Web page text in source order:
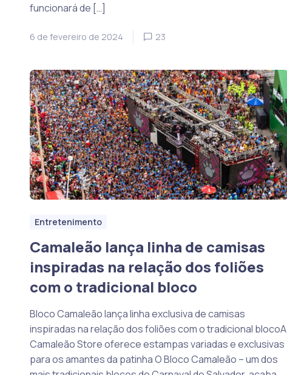
funcionará de […]
6 de fevereiro de 2024 23
Entretenimento
Camaleão lança linha de camisas
inspiradas na relação dos foliões
com o tradicional bloco
Bloco Camaleão lança linha exclusiva de camisas
inspiradas na relação dos foliões com o tradicional blocoA
Camaleão Store oferece estampas variadas e exclusivas
para os amantes da patinha O Bloco Camaleão – um dos